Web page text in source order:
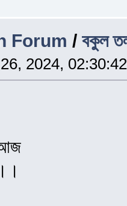
Forum /বকুল
2024,
আজ